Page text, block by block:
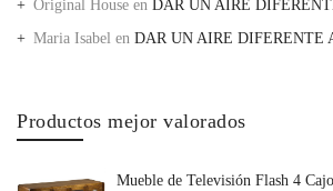
Original House en DAR UN AIRE
Maria Isabel en DAR UN AIRE DIFERENTE
Productos mejor valorados
Mueble de Televisión Flash 4